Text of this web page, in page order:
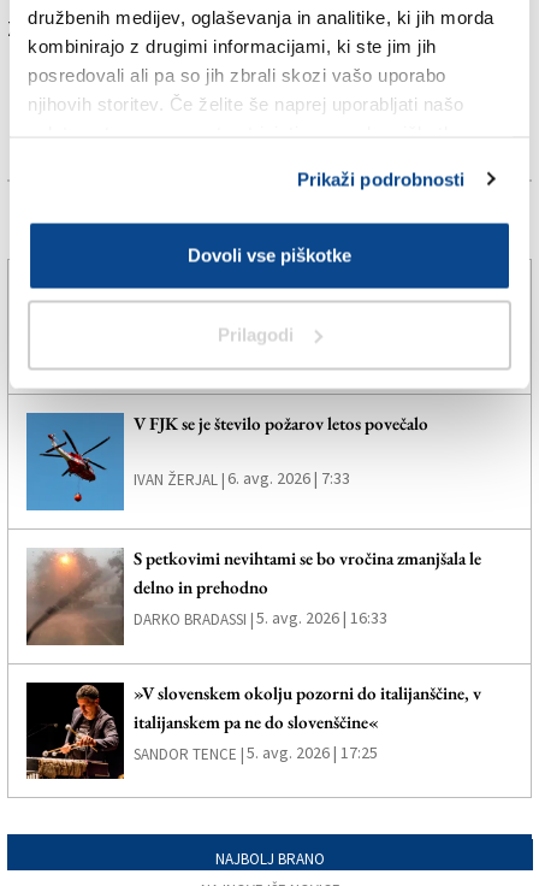
družbenih medijev, oglaševanja in analitike, ki jih morda
kombinirajo z drugimi informacijami, ki ste jim jih
posredovali ali pa so jih zbrali skozi vašo uporabo
njihovih storitev. Če želite še naprej uporabljati našo
Prikaži podrobnosti
Dovoli vse piškotke
Prilagodi
Za branje in pisanje komentarjevje potrebna prijava
Več novic
Po FJK v nižinah namerili le tropske ali
6. avg. 2026 | 8:34
V FJK se je število požarov letos povečalo
IVAN ŽERJAL |6. avg. 2026 | 7:33
S petkovimi nevihtami se bo vročina zmanjšala le
delno in prehodno
DARKO BRADASSI |5. avg. 2026 | 16:33
»V slovenskem okolju pozorni do italijanščine, v
italijanskem pa ne do slovenščine«
SANDOR TENCE |5. avg. 2026 | 17:25
NAJBOLJ BRANO